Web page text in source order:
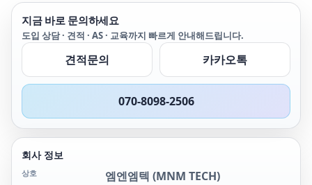
지금 바로 문의하세요
도입 상담 · 견적 · AS · 교육까지 빠르게 안내해드립니다.
견적문의 카카오톡
070-8098-2506
회사 정보
상호 엠엔엠텍 (MNM TECH)